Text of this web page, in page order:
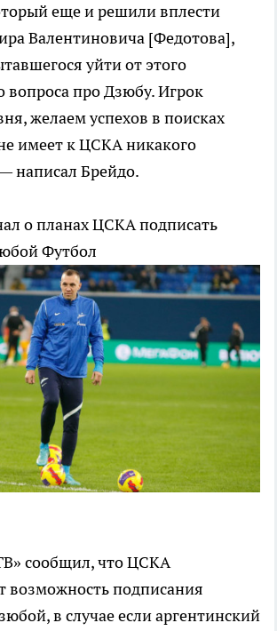
еще и решили вплести
Валентиновича [Федотова],
уйти от этого
вопроса про Дзюбу. Игрок
желаем успехов в поисках
имеет к ЦСКА никакого
написал Брейдо.
о планах ЦСКА подписать
Футбол
сообщил, что ЦСКА
возможность подписания
в случае если аргентинский